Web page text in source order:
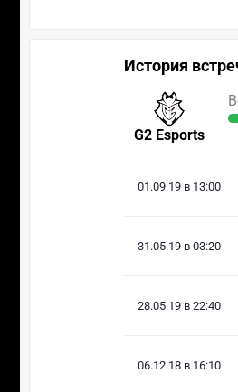
История
G2 Esports
01.09.19 в 13:00
31.05.19 в 03:20
28.05.19 в 22:40
06.12.18 в 16:10